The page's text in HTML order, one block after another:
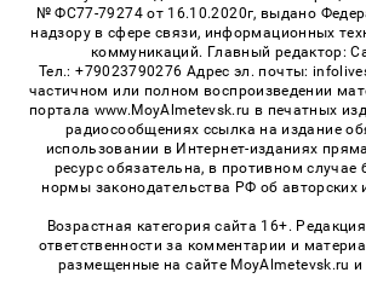
№ ФС77-79274 от 16.10.2020г, выдано
надзору в сфере связи, информационных
коммуникаций. Главный редактор:
Тел.: +79023790276 Адрес эл. почты:
частичном или полном воспроизведении
портала www.MoyAlmetevsk.ru в печатных
радиосообщениях ссылка на издание
использовании в Интернет-изданиях
ресурс обязательна, в противном случае
нормы законодательства РФ об авторских
Возрастная категория сайта 16+.
ответственности за комментарии и
размещенные на сайте MoyAlmetevsk.ru и